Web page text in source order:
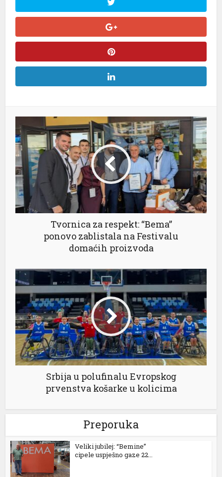
Tvornica za respekt: “Bema”
ponovo zablistala na Festivalu
domaćih proizvoda
Srbija u polufinalu Evropskog
prvenstva košarke u kolicima
Preporuka
Veliki jubilej: “Bemine”
cipele uspješno gaze 22...